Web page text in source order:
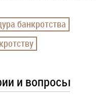
банкротства
и вопросы